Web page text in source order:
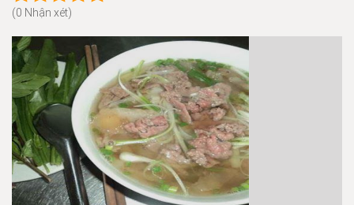
(0 Nhận xét)